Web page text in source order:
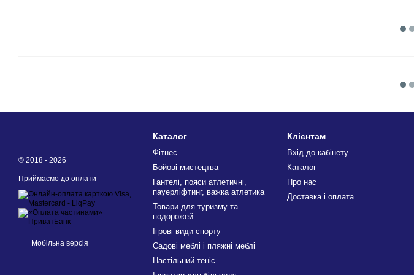
© 2018 - 2026
Приймаємо до оплати
Мобільна версія
Каталог
Фітнес
Бойові мистецтва
Гантелі, пояси атлетичні,
пауерліфтинг, важка атлетика
Товари для туризму та
подорожей
Ігрові види спорту
Садові меблі і пляжні меблі
Настільний теніс
Клієнтам
Вхід до кабінету
Каталог
Про нас
Доставка і оплата